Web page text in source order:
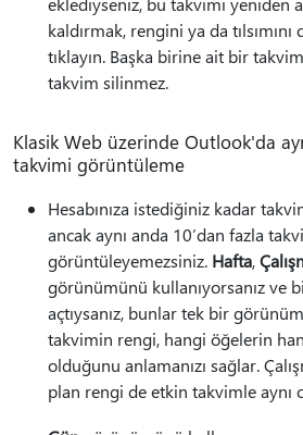
kaldırmak, rengini ya da
tıklayın. Başka birine ait bir
takvim silinmez.
Klasik Web üzerinde Outlook'da
takvimi görüntüleme
Hesabınıza istediğiniz kadar
ancak aynı anda 10’dan fazla
görüntüleyemezsiniz. Hafta,
görünümünü kullanıyorsanız ve
açtıysanız, bunlar tek bir
takvimin rengi, hangi öğelerin
olduğunu anlamanızı sağlar.
plan rengi de etkin takvimle aynı